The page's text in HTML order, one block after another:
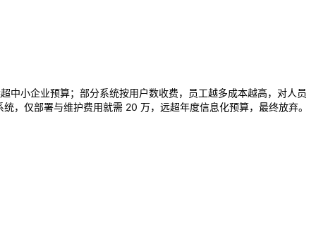
中小企业预算；部分系统按用户数收费，员工越多成本越高，对人员
，仅部署与维护费用就需 20 万，远超年度信息化预算，最终放弃。